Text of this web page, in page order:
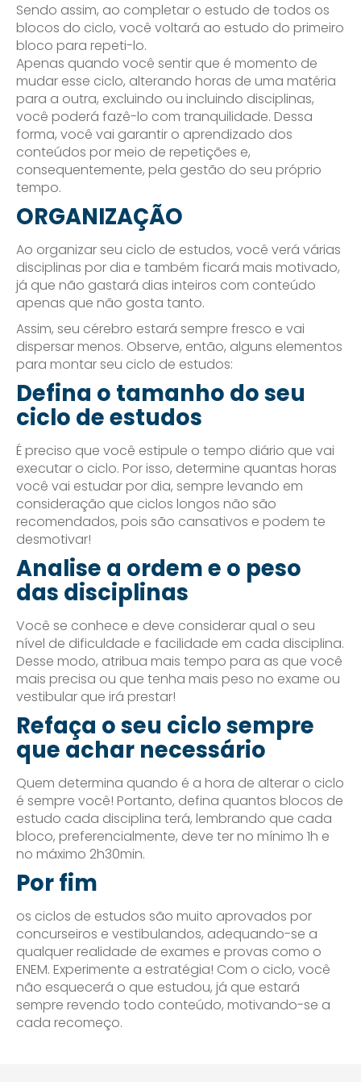
Sendo assim, ao completar o estudo de todos os
blocos do ciclo, você voltará ao estudo do primeiro
bloco para repeti-lo.
Apenas quando você sentir que é momento de
mudar esse ciclo, alterando horas de uma matéria
para a outra, excluindo ou incluindo disciplinas,
você poderá fazê-lo com tranquilidade. Dessa
forma, você vai garantir o aprendizado dos
conteúdos por meio de repetições e,
consequentemente, pela gestão do seu próprio
tempo.
ORGANIZAÇÃO
Ao organizar seu ciclo de estudos, você verá várias
disciplinas por dia e também ficará mais motivado,
já que não gastará dias inteiros com conteúdo
apenas que não gosta tanto.
Assim, seu cérebro estará sempre fresco e vai
dispersar menos. Observe, então, alguns elementos
para montar seu ciclo de estudos:
Defina o tamanho do seu
ciclo de estudos
É preciso que você estipule o tempo diário que vai
executar o ciclo. Por isso, determine quantas horas
você vai estudar por dia, sempre levando em
consideração que ciclos longos não são
recomendados, pois são cansativos e podem te
desmotivar!
Analise a ordem e o peso
das disciplinas
Você se conhece e deve considerar qual o seu
nível de dificuldade e facilidade em cada disciplina.
Desse modo, atribua mais tempo para as que você
mais precisa ou que tenha mais peso no exame ou
vestibular que irá prestar!
Refaça o seu ciclo sempre
que achar necessário
Quem determina quando é a hora de alterar o ciclo
é sempre você! Portanto, defina quantos blocos de
estudo cada disciplina terá, lembrando que cada
bloco, preferencialmente, deve ter no mínimo 1h e
no máximo 2h30min.
Por fim
os ciclos de estudos são muito aprovados por
concurseiros e vestibulandos, adequando-se a
qualquer realidade de exames e provas como o
ENEM. Experimente a estratégia! Com o ciclo, você
não esquecerá o que estudou, já que estará
sempre revendo todo conteúdo, motivando-se a
cada recomeço.